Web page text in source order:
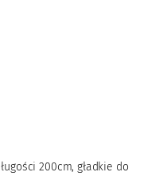
200cm, gładkie do